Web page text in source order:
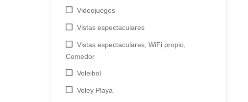
Videojuegos
Vistas espectaculares
Vistas espectaculares, WiFi propio,
Comedor
Voleibol
Voley Playa